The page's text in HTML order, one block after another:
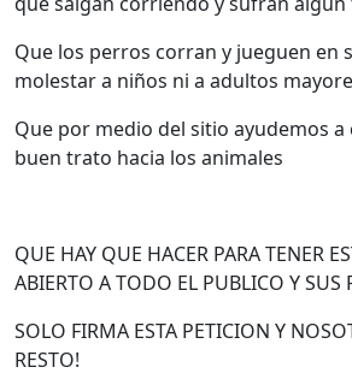
Que los perros corran y jueguen en
molestar a niños ni a adultos
Que por medio del sitio ayudemos a
buen trato hacia los animales
QUE HAY QUE HACER PARA TENER
ABIERTO A TODO EL PUBLICO Y SUS
SOLO FIRMA ESTA PETICION Y
RESTO!